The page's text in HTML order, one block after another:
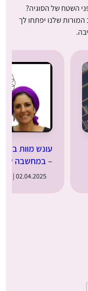
השטח של הסוגיה?
שלנו יפתחו לך
עונש מוות
– במחשבה
02.04.2025 | ד׳ בניסן תשפ״ה